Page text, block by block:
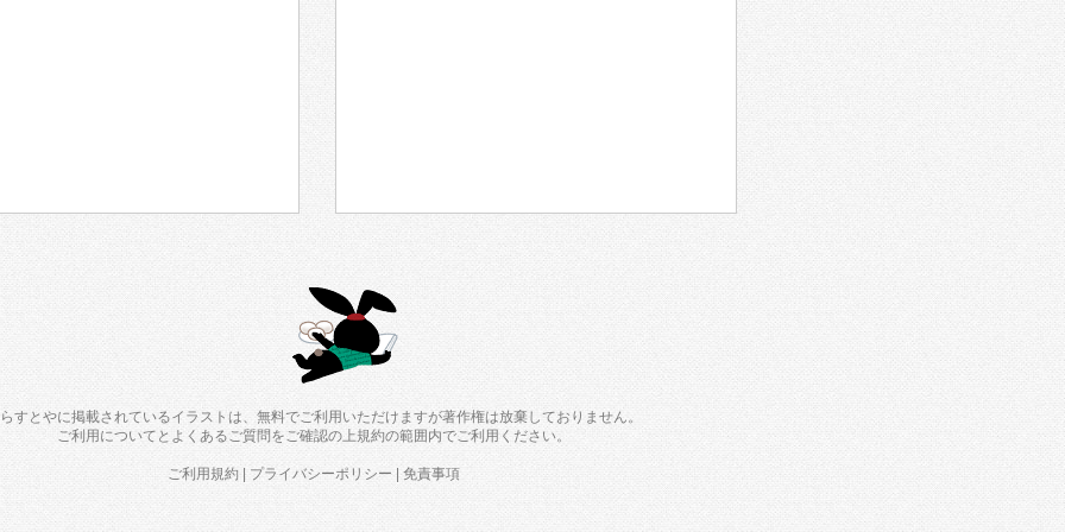
すとやに掲載されているイラストは、無料でご利用いただけますが著作権は放棄しておりません。
ご利用について と よくあるご質問をご確認の上規約の範囲内でご利用ください。
ご利用規約 | プライバシーポリシー |免責事項